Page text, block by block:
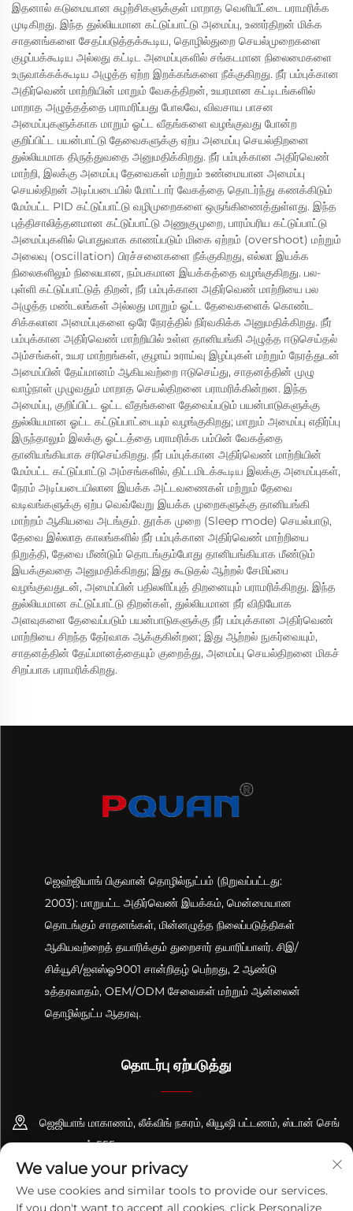
இதனால் கடுமையான சுழற்சிகளுக்குள் மாறாத வெளியீட்டை பராமரிக்க
முடிகிறது. இந்த துல்லியமான கட்டுப்பாட்டு அமைப்பு, உணர்திறன் மிக்க
சாதனங்களை சேதப்படுத்தக்கூடிய, தொழில்துறை செயல்முறைகளை
குழப்பக்கூடிய அல்லது கட்டிட அமைப்புகளில் சங்கடமான நிலைமைகளை
உருவாக்கக்கூடிய அழுத்த ஏற்ற இறக்கங்களை நீக்குகிறது. நீர் பம்புக்கான
அதிர்வெண் மாற்றியின் மாறும் வேகத்திறன், உயரமான கட்டிடங்களில்
மாறாத அழுத்தத்தை பராமரிப்பது போலவே, விவசாய பாசன
அமைப்புகளுக்காக மாறும் ஓட்ட வீதங்களை வழங்குவது போன்ற
குறிப்பிட்ட பயன்பாட்டு தேவைகளுக்கு ஏற்ப அமைப்பு செயல்திறனை
துல்லியமாக திருத்துவதை அனுமதிக்கிறது. நீர் பம்புக்கான அதிர்வெண்
மாற்றி, இலக்கு அமைப்பு தேவைகள் மற்றும் உண்மையான அமைப்பு
செயல்திறன் அடிப்படையில் மோட்டார் வேகத்தை தொடர்ந்து கணக்கிடும்
மேம்பட்ட PID கட்டுப்பாட்டு வழிமுறைகளை ஒருங்கிணைத்துள்ளது. இந்த
புத்திசாலித்தனமான கட்டுப்பாட்டு அணுகுமுறை, பாரம்பரிய கட்டுப்பாட்டு
அமைப்புகளில் பொதுவாக காணப்படும் மிகை ஏற்றம் (overshoot) மற்றும்
அலைவு (oscillation) பிரச்சனைகளை நீக்குகிறது, எல்லா இயக்க
நிலைகளிலும் நிலையான, நம்பகமான இயக்கத்தை வழங்குகிறது. பல-
புள்ளி கட்டுப்பாட்டுத் திறன், நீர் பம்புக்கான அதிர்வெண் மாற்றியை பல
அழுத்த மண்டலங்கள் அல்லது மாறும் ஓட்ட தேவைகளைக் கொண்ட
சிக்கலான அமைப்புகளை ஒரே நேரத்தில் நிர்வகிக்க அனுமதிக்கிறது. நீர்
பம்புக்கான அதிர்வெண் மாற்றியில் உள்ள தானியங்கி அழுத்த ஈடுசெய்தல்
அம்சங்கள், உயர மாற்றங்கள், குழாய் உராய்வு இழப்புகள் மற்றும் நேரத்துடன்
அமைப்பின் தேய்மானம் ஆகியவற்றை ஈடுசெய்து, சாதனத்தின் முழு
வாழ்நாள் முழுவதும் மாறாத செயல்திறனை பராமரிக்கின்றன. இந்த
அமைப்பு, குறிப்பிட்ட ஓட்ட வீதங்களை தேவைப்படும் பயன்பாடுகளுக்கு
துல்லியமான ஓட்ட கட்டுப்பாட்டையும் வழங்குகிறது; மாறும் அமைப்பு எதிர்ப்பு
இருந்தாலும் இலக்கு ஓட்டத்தை பராமரிக்க பம்பின் வேகத்தை
தானியங்கியாக சரிசெய்கிறது. நீர் பம்புக்கான அதிர்வெண் மாற்றியின்
மேம்பட்ட கட்டுப்பாட்டு அம்சங்களில், திட்டமிடக்கூடிய இலக்கு அமைப்புகள்,
நேரம் அடிப்படையிலான இயக்க அட்டவணைகள் மற்றும் தேவை
வடிவங்களுக்கு ஏற்ப வெவ்வேறு இயக்க முறைகளுக்கு தானியங்கி
மாற்றம் ஆகியவை அடங்கும். தூக்க முறை (Sleep mode) செயல்பாடு,
தேவை இல்லாத காலங்களில் நீர் பம்புக்கான அதிர்வெண் மாற்றியை
நிறுத்தி, தேவை மீண்டும் தொடங்கும்போது தானியங்கியாக மீண்டும்
இயக்குவதை அனுமதிக்கிறது; இது கூடுதல் ஆற்றல் சேமிப்பை
வழங்குவதுடன், அமைப்பின் பதிலளிப்புத் திறனையும் பராமரிக்கிறது. இந்த
துல்லியமான கட்டுப்பாட்டு திறன்கள், துல்லியமான நீர் விநியோக
அளவுகளை தேவைப்படும் பயன்பாடுகளுக்கு நீர் பம்புக்கான அதிர்வெண்
மாற்றியை சிறந்த தேர்வாக ஆக்குகின்றன; இது ஆற்றல் நுகர்வையும்,
சாதனத்தின் தேய்மானத்தையும் குறைத்து, அமைப்பு செயல்திறனை மிகச்
சிறப்பாக பராமரிக்கிறது.
ஜெஹ்ஜியாங் பிகுவான் தொழில்நுட்பம் (நிறுவப்பட்டது:
2003): மாறுபட்ட அதிர்வெண் இயக்கம், மென்மையான
தொடங்கும் சாதனங்கள், மின்னழுத்த நிலைப்படுத்திகள்
ஆகியவற்றைத் தயாரிக்கும் துறைசார் தயாரிப்பாளர். சிஇ/
சிக்யூசி/ஐஎஸ்ஓ9001 சான்றிதழ் பெற்றது, 2 ஆண்டு
உத்தரவாதம், OEM/ODM சேவைகள் மற்றும் ஆன்லைன்
தொழில்நுட்ப ஆதரவு.
தொடர்பு ஏற்படுத்து
ஜெஜியாங் மாகாணம், லீக்விங் நகரம், லியூஷி பட்டணம், ஸ்டான் செங்
சாலை, எண் 555
+86-13695814656
We value your privacy
We use cookies and similar tools to provide our services.
If you don't want to accept all cookies, click Personalize